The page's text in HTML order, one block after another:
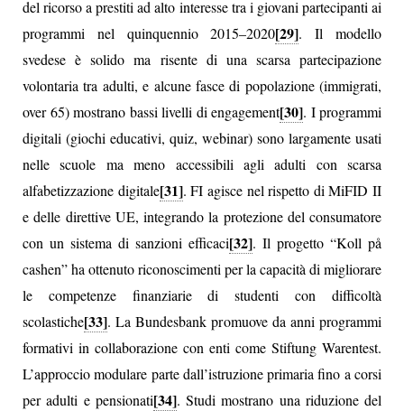
del ricorso a prestiti ad alto interesse tra i giovani partecipanti ai
programmi nel quinquennio 2015–2020[29]. Il modello
svedese è solido ma risente di una scarsa partecipazione
volontaria tra adulti, e alcune fasce di popolazione (immigrati,
over 65) mostrano bassi livelli di engagement[30]. I programmi
digitali (giochi educativi, quiz, webinar) sono largamente usati
nelle scuole ma meno accessibili agli adulti con scarsa
alfabetizzazione digitale[31]. FI agisce nel rispetto di MiFID II
e delle direttive UE, integrando la protezione del consumatore
con un sistema di sanzioni efficaci[32]. Il progetto “Koll på
cashen” ha ottenuto riconoscimenti per la capacità di migliorare
le competenze finanziarie di studenti con difficoltà
scolastiche[33]. La Bundesbank promuove da anni programmi
formativi in collaborazione con enti come Stiftung Warentest.
L’approccio modulare parte dall’istruzione primaria fino a corsi
per adulti e pensionati[34]. Studi mostrano una riduzione del